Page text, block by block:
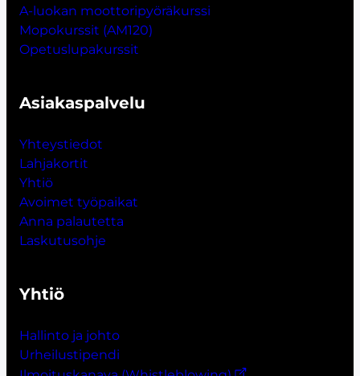
A-luokan moottoripyöräkurssi
Mopokurssit (AM120)
Opetuslupakurssit
Asiakaspalvelu
Yhteystiedot
Lahjakortit
Yhtiö
Avoimet työpaikat
Anna palautetta
Laskutusohje
Yhtiö
Hallinto ja johto
Urheilustipendi